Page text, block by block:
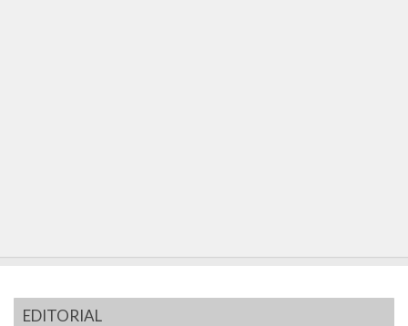
EDITORIAL